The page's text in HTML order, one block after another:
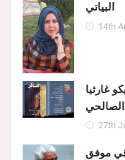
البياتي
14th
غارثيا
27th
موفق